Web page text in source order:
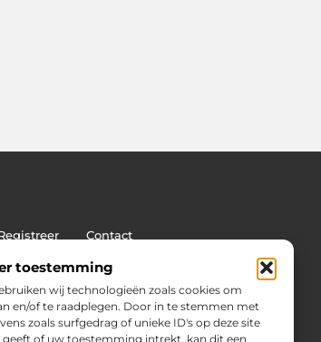
toestemming
wij technologieën zoals cookies om
en/of te raadplegen. Door in te stemmen met
zoals surfgedrag of unieke ID's op deze site
of uw toestemming intrekt, kan dit een
Contact
SEO-succes